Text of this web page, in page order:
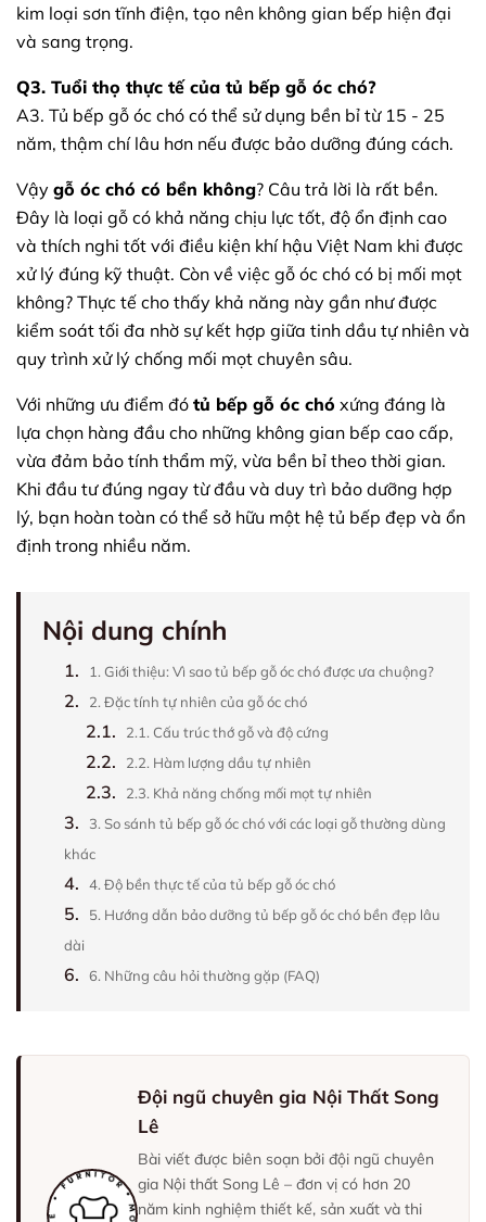
kim loại sơn tĩnh điện, tạo nên không gian bếp hiện đại
và sang trọng.
Q3. Tuổi thọ thực tế của tủ bếp gỗ óc chó?
A3. Tủ bếp gỗ óc chó có thể sử dụng bền bỉ từ 15 - 25
năm, thậm chí lâu hơn nếu được bảo dưỡng đúng cách.
Vậy gỗ óc chó có bền không? Câu trả lời là rất bền.
Đây là loại gỗ có khả năng chịu lực tốt, độ ổn định cao
và thích nghi tốt với điều kiện khí hậu Việt Nam khi được
xử lý đúng kỹ thuật. Còn về việc gỗ óc chó có bị mối mọt
không? Thực tế cho thấy khả năng này gần như được
kiểm soát tối đa nhờ sự kết hợp giữa tinh dầu tự nhiên và
quy trình xử lý chống mối mọt chuyên sâu.
Với những ưu điểm đó tủ bếp gỗ óc chó xứng đáng là
lựa chọn hàng đầu cho những không gian bếp cao cấp,
vừa đảm bảo tính thẩm mỹ, vừa bền bỉ theo thời gian.
Khi đầu tư đúng ngay từ đầu và duy trì bảo dưỡng hợp
lý, bạn hoàn toàn có thể sở hữu một hệ tủ bếp đẹp và ổn
định trong nhiều năm.
Nội dung chính
1. 1. Giới thiệu: Vì sao tủ bếp gỗ óc chó được ưa chuộng?
2. 2. Đặc tính tự nhiên của gỗ óc chó
2.1. 2.1. Cấu trúc thớ gỗ và độ cứng
2.2. 2.2. Hàm lượng dầu tự nhiên
2.3. 2.3. Khả năng chống mối mọt tự nhiên
3.
3. So sánh tủ bếp gỗ óc chó với các loại gỗ thường dùng
khác
4. 4. Độ bền thực tế của tủ bếp gỗ óc chó
5.
5. Hướng dẫn bảo dưỡng tủ bếp gỗ óc chó bền đẹp lâu
dài
6. 6. Những câu hỏi thường gặp (FAQ)
Đội ngũ chuyên gia Nội Thất Song
Lê
Bài viết được biên soạn bởi đội ngũ chuyên
gia Nội thất Song Lê – đơn vị có hơn 20
năm kinh nghiệm thiết kế, sản xuất và thi